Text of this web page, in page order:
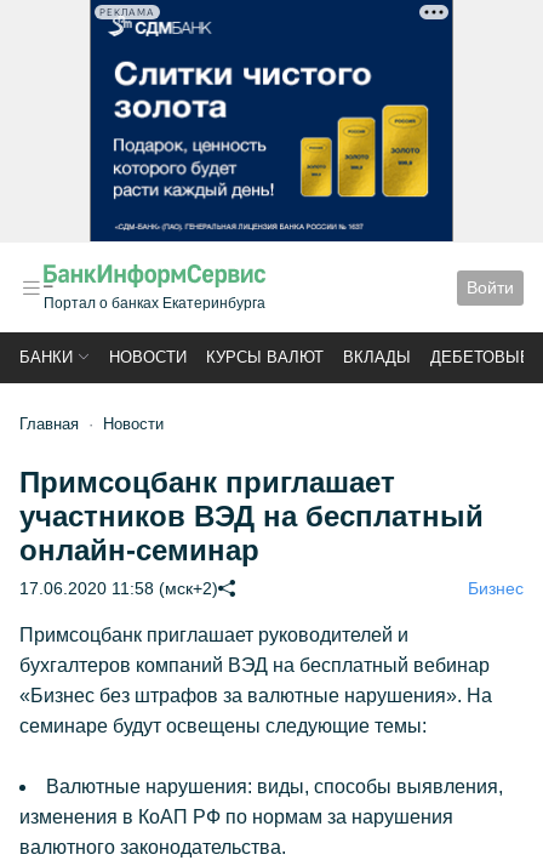
РЕКЛАМА
Портал о банках Екатеринбурга
Войти
БАНКИ НОВОСТИ КУРСЫ ВАЛЮТ ВКЛАДЫ ДЕБЕТОВЫЕ
Главная Новости
Примсоцбанк приглашает
участников ВЭД на бесплатный
онлайн-семинар
17.06.2020 11:58 (мск+2) Бизнес
Примсоцбанк приглашает руководителей и
бухгалтеров компаний ВЭД на бесплатный вебинар
«Бизнес без штрафов за валютные нарушения». На
семинаре будут освещены следующие темы:
Валютные нарушения: виды, способы выявления,
изменения в КоАП РФ по нормам за нарушения
валютного законодательства.